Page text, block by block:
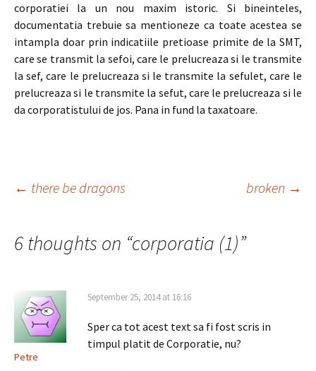
corporatiei la un nou maxim istoric. Si bineinteles,
documentatia trebuie sa mentioneze ca toate acestea se
intampla doar prin indicatiile pretioase primite de la SMT,
care se transmit la sefoi, care le prelucreaza si le transmite
la sef, care le prelucreaza si le transmite la sefulet, care le
prelucreaza si le transmite la sefut, care le prelucreaza si le
da corporatistului de jos. Pana in fund la taxatoare.
Post
navigation
← there be dragons broken →
6 thoughts on “corporatia (1)”
Petre
September 25, 2014 at 16:16
Sper ca tot acest text sa fi fost scris in
timpul platit de Corporatie, nu?